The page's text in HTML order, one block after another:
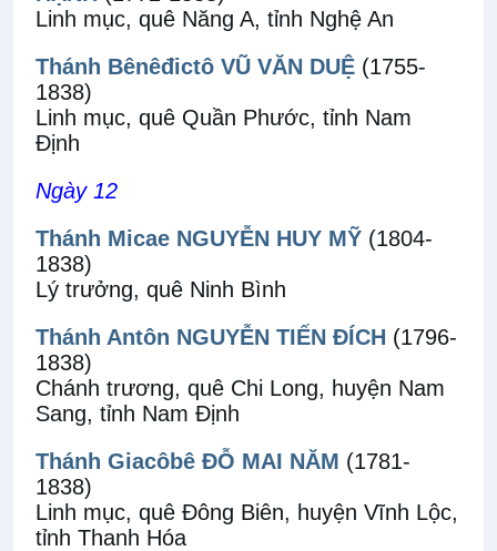
Linh mục, quê Năng A, tỉnh Nghệ An
Thánh Bênêđictô VŨ VĂN DUỆ (1755-
1838)
Linh mục, quê Quần Phước, tỉnh Nam
Định
Ngày 12
Thánh Micae NGUYỄN HUY MỸ (1804-
1838)
Lý trưởng, quê Ninh Bình
Thánh Antôn NGUYỄN TIẾN ĐÍCH (1796-
1838)
Chánh trương, quê Chi Long, huyện Nam
Sang, tỉnh Nam Định
Thánh Giacôbê ĐỖ MAI NĂM (1781-
1838)
Linh mục, quê Đông Biên, huyện Vĩnh Lộc,
tỉnh Thanh Hóa